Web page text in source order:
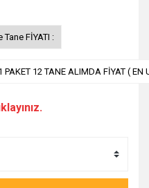
Tane FİYATI :
PAKET 12 TANE ALIMDA FİYAT ( EN